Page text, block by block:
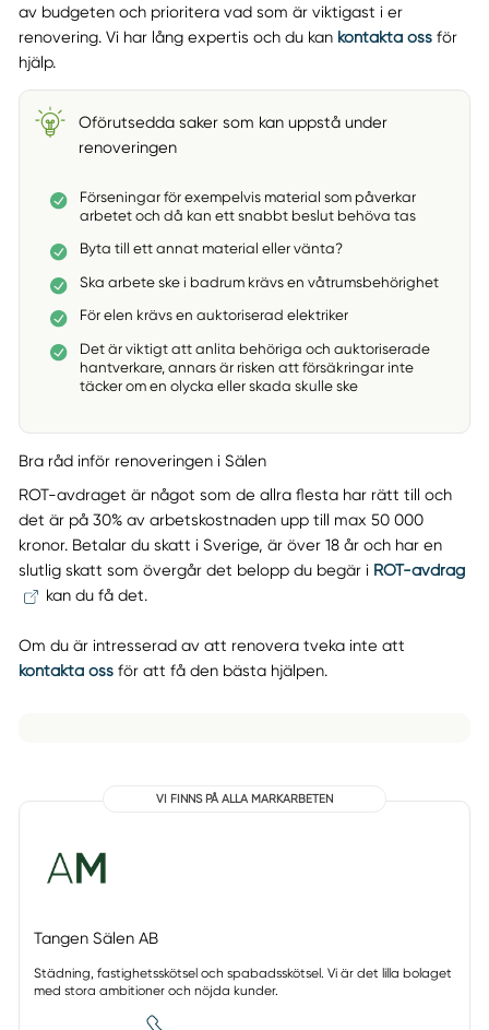
av budgeten och prioritera vad som är viktigast i er
renovering. Vi har lång expertis och du kan kontakta ossför
hjälp.
Oförutsedda saker som kan uppstå under
renoveringen
Förseningar för exempelvis material som påverkar
arbetet och då kan ett snabbt beslut behöva tas
Byta till ett annat material eller vänta?
Ska arbete ske i badrum krävs en våtrumsbehörighet
För elen krävs en auktoriserad elektriker
Det är viktigt att anlita behöriga och auktoriserade
hantverkare, annars är risken att försäkringar inte
täcker om en olycka eller skada skulle ske
Bra råd inför renoveringen i Sälen
ROT-avdraget är något som de allra flesta har rätt till och
det är på 30% av arbetskostnaden upp till max 50 000
kronor. Betalar du skatt i Sverige, är över 18 år och har en
slutlig skatt som övergår det belopp du begär i ROT-avdrag
kan du få det.
Om du är intresserad av att renovera tveka inte att
kontakta ossför att få den bästa hjälpen.
VI FINNS PÅ ALLA MARKARBETEN
Tangen Sälen AB
Städning, fastighetsskötsel och spabadsskötsel. Vi är det lilla bolaget
med stora ambitioner och nöjda kunder.